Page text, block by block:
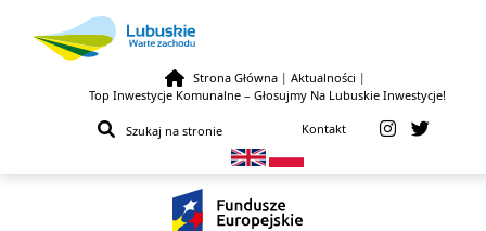
Przejdź do treści
Strona Główna | Aktualności |
Top Inwestycje Komunalne – Głosujmy Na Lubuskie Inwestycje!
Kontakt